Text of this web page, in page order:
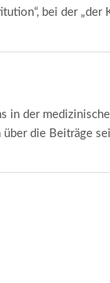
bei der „der
in der
über die Beiträge